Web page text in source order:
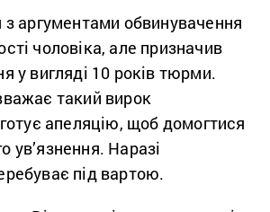
з аргументами обвинувачення
чоловіка, але призначив
у вигляді 10 років тюрми.
такий вирок
апеляцію, щоб домогтися
ув’язнення. Наразі
під вартою.